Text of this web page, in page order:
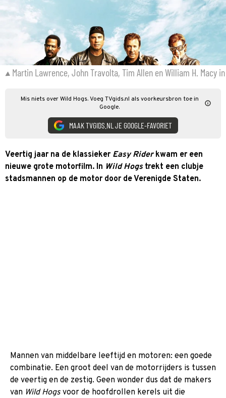
Martin Lawrence, John Travolta, Tim Allen en William H. Macy
Mis niets over Wild Hogs. Voeg TVgids.nl als voorkeursbron toe in
Google.
MAAK TVGIDS.NL JE GOOGLE-FAVORIET
Veertig jaar na de klassieker Easy Riderkwam er een
nieuwe grote motorfilm. In Wild Hogstrekt een clubje
stadsmannen op de motor door de Verenigde Staten.
Mannen van middelbare leeftijd en motoren: een goede
combinatie. Een groot deel van de motorrijders is tussen
de veertig en de zestig. Geen wonder dus dat de makers
van Wild Hogs voor de hoofdrollen kerels uit die